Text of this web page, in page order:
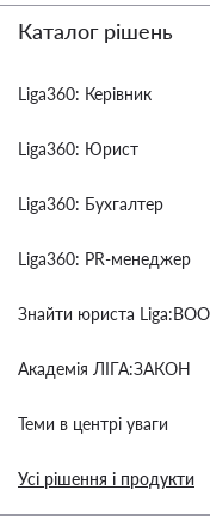
Каталог рішень
Liga360: Керівник
Liga360: Юрист
Liga360: Бухгалтер
Liga360: PR-менеджер
Знайти юриста
Академія ЛІГА:ЗАКОН
Теми в центрі уваги
Усі рішення і продукти